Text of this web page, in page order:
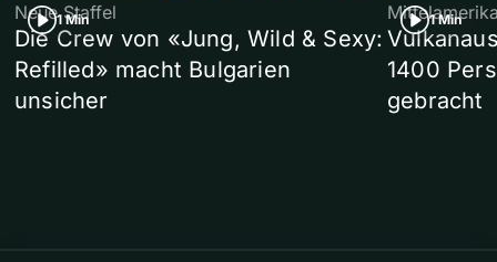
1 Min
Neue Staffel
Die Crew von «Jung, Wild & Sexy:
Refilled» macht Bulgarien
unsicher
1 Min
1400
gebracht